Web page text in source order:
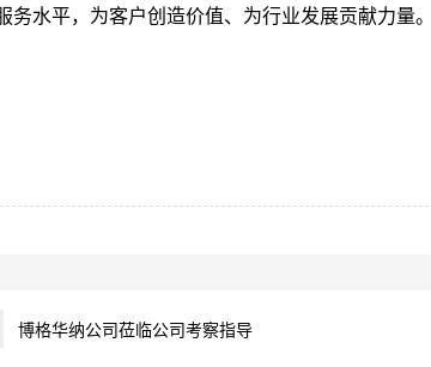
务水平，为客户创造价值、为行业发展贡献力量。
博格华纳公司莅临公司考察指导